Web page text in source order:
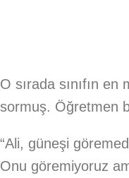
O sırada sınıfın
sormuş. Öğretmen
“Ali, güneşi
Onu göremiyoruz